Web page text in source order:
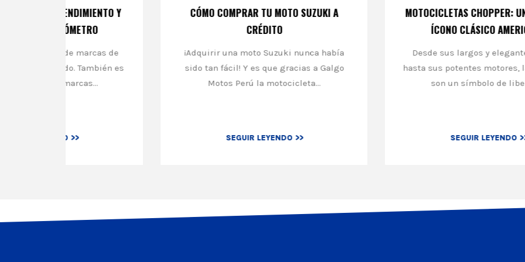
CÓMO COMPRAR TU MOTO SUZUKI A
¡Adquirir una moto Suzuki nunca había
sido tan fácil! Y es que gracias a Galgo
Motos Perú la motocicleta...
MOTOCICLETAS CHOPPER: UNA GUÍA DEL
ÍCONO CLÁSICO AMERICANO
Desde sus largos y elegantes marcos
hasta sus potentes motores, las choppers
son un símbolo de libertad...